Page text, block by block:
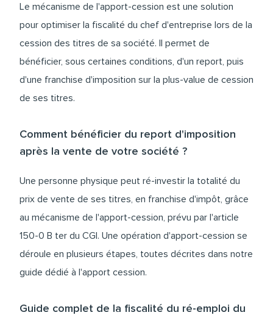
Le mécanisme de l'apport-cession est une solution
pour optimiser la fiscalité du chef d'entreprise lors de la
cession des titres de sa société. Il permet de
bénéficier, sous certaines conditions, d'un report, puis
d'une franchise d'imposition sur la plus-value de cession
de ses titres.
Comment bénéficier du report d'imposition
après la vente de votre société ?
Une personne physique peut ré-investir la totalité du
prix de vente de ses titres, en franchise d'impôt, grâce
au mécanisme de l'apport-cession, prévu par l'article
150-0 B ter du CGI. Une opération d'apport-cession se
déroule en plusieurs étapes, toutes décrites dans notre
guide dédié à l'apport cession.
Guide complet de la fiscalité du ré-emploi du